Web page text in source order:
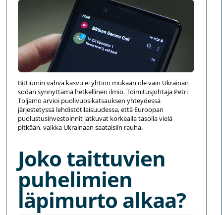
Bittiumin vahva kasvu ei yhtiön mukaan ole vain Ukrainan
sodan synnyttämä hetkellinen ilmiö. Toimitusjohtaja Petri
Toljamo arvioi puolivuosikatsauksen yhteydessä
järjestetyssä lehdistötilaisuudessa, että Euroopan
puolustusinvestoinnit jatkuvat korkealla tasolla vielä
pitkään, vaikka Ukrainaan saataisiin rauha.
Joko taittuvien
puhelimien
läpimurto alkaa?